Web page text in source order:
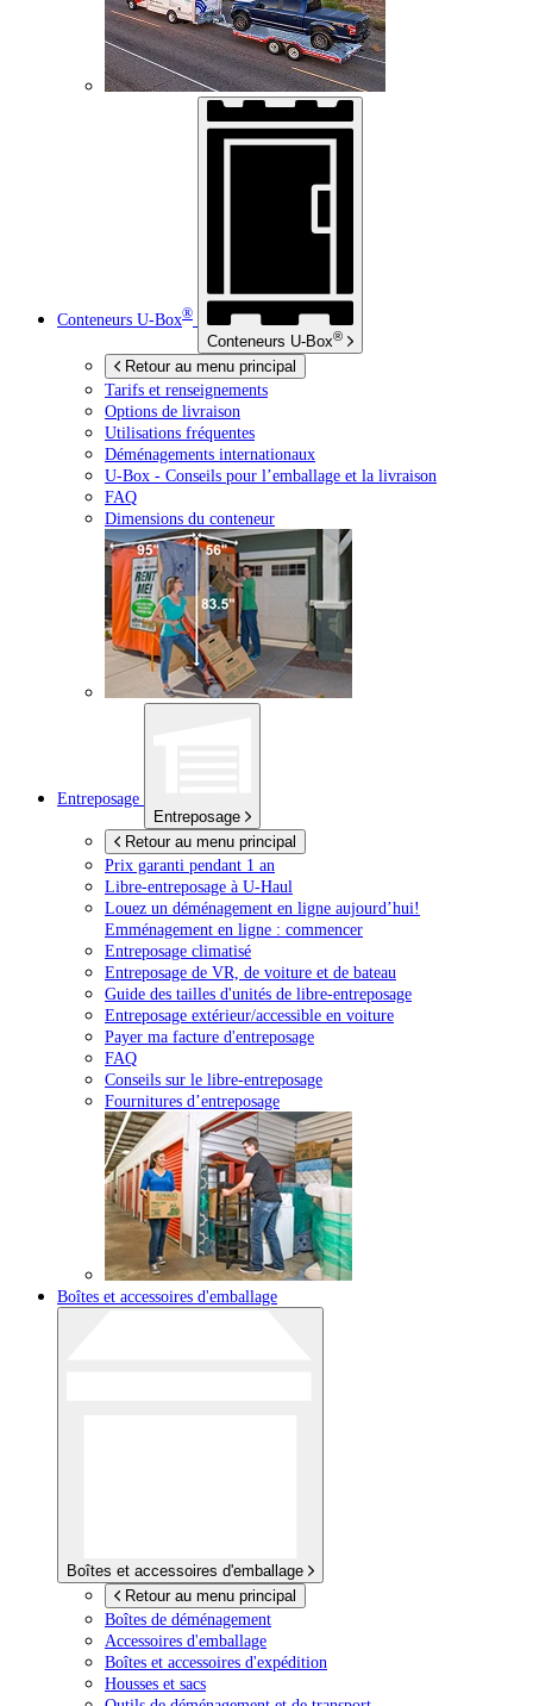
Conteneurs U-Box®
Conteneurs U-Box®
Retour au menu principal
Tarifs et renseignements
Options de livraison
Utilisations fréquentes
Déménagements internationaux
U-Box - Conseils pour l’emballage et la livraison
FAQ
Dimensions du conteneur
Entreposage
Entreposage
Retour au menu principal
Prix garanti pendant 1 an
Libre-entreposage à U-Haul
Louez un déménagement en ligne aujourd’hui!
Emménagement en ligne : commencer
Entreposage climatisé
Entreposage de VR, de voiture et de bateau
Guide des tailles d'unités de libre-entreposage
Entreposage extérieur/accessible en voiture
Payer ma facture d'entreposage
FAQ
Conseils sur le libre-entreposage
Fournitures d’entreposage
Boîtes et accessoires d'emballage
Boîtes et accessoires d'emballage
Retour au menu principal
Boîtes de déménagement
Accessoires d'emballage
Boîtes et accessoires d'expédition
Housses et sacs